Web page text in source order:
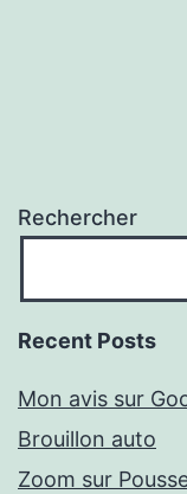
Rechercher
Recent Posts
Mon avis sur
Brouillon auto
Zoom sur